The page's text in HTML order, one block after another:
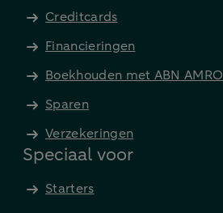
Creditcards
Financieringen
Boekhouden met ABN AMRO
Sparen
Verzekeringen
Speciaal voor
Starters